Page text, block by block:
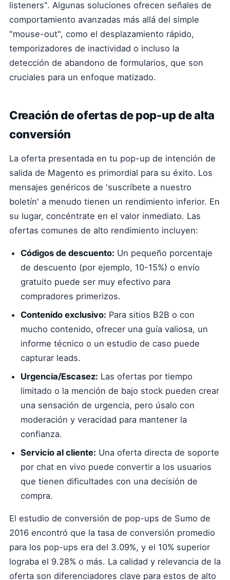
listeners". Algunas soluciones ofrecen señales de
comportamiento avanzadas más allá del simple
"mouse-out", como el desplazamiento rápido,
temporizadores de inactividad o incluso la
detección de abandono de formularios, que son
cruciales para un enfoque matizado.
Creación de ofertas de pop-up de alta
conversión
La oferta presentada en tu pop-up de intención de
salida de Magento es primordial para su éxito. Los
mensajes genéricos de 'suscríbete a nuestro
boletín' a menudo tienen un rendimiento inferior. En
su lugar, concéntrate en el valor inmediato. Las
ofertas comunes de alto rendimiento incluyen:
Códigos de descuento: Un pequeño porcentaje
de descuento (por ejemplo, 10-15%) o envío
gratuito puede ser muy efectivo para
compradores primerizos.
Contenido exclusivo: Para sitios B2B o con
mucho contenido, ofrecer una guía valiosa, un
informe técnico o un estudio de caso puede
capturar leads.
Urgencia/Escasez: Las ofertas por tiempo
limitado o la mención de bajo stock pueden crear
una sensación de urgencia, pero úsalo con
moderación y veracidad para mantener la
confianza.
Servicio al cliente: Una oferta directa de soporte
por chat en vivo puede convertir a los usuarios
que tienen dificultades con una decisión de
compra.
El estudio de conversión de pop-ups de Sumo de
2016 encontró que la tasa de conversión promedio
para los pop-ups era del 3.09%, y el 10% superior
lograba el 9.28% o más. La calidad y relevancia de la
oferta son diferenciadores clave para estos de alto